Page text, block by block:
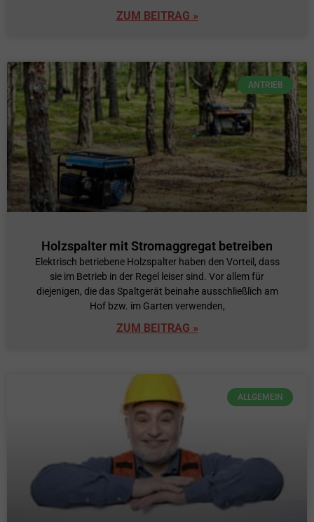
ZUM BEITRAG »
ANTRIEB
Holzspalter mit Stromaggregat betreiben
Elektrisch betriebene Holzspalter haben den Vorteil, dass
sie im Betrieb in der Regel leiser sind. Vor allem für
diejenigen, die das Spaltgerät beinahe ausschließlich am
Hof bzw. im Garten verwenden,
ZUM BEITRAG »
ALLGEMEIN